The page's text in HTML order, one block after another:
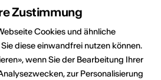
Art der Veranstaltung
Ausstellung
Altersfreigabe
Ab 3 Jahren
Zustimmung
Cookies und ähnliche
diese einwandfrei nutzen können.
wenn Sie der Bearbeitung Ihrer
zur Personalisierung